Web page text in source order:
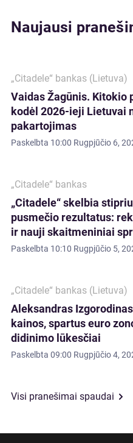
Naujausi
„Citadele“ bankas (Lietuva)
Vaidas Žagūnis. Kitokio
kodėl 2026-ieji Lietuvai
pakartojimas
Paskelbta 10:00 Rugpjūčio 6,
„Citadele“ bankas
„Citadele“ skelbia
pusmečio rezultatus:
ir nauji skaitmeniniai
Paskelbta 10:10 Rugpjūčio 5,
„Citadele“ bankas (Lietuva)
Aleksandras
kainos, spartus euro
didinimo lūkesčiai
Paskelbta 09:00 Rugpjūčio 4,
Visi pranešimai spaudai